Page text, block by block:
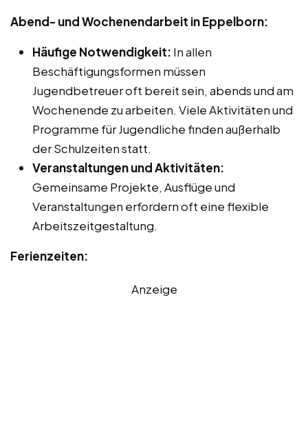
Abend- und Wochenendarbeit in Eppelborn:
Häufige Notwendigkeit: In allen
Beschäftigungsformen müssen
Jugendbetreuer oft bereit sein, abends und am
Wochenende zu arbeiten. Viele Aktivitäten und
Programme für Jugendliche finden außerhalb
der Schulzeiten statt.
Veranstaltungen und Aktivitäten:
Gemeinsame Projekte, Ausflüge und
Veranstaltungen erfordern oft eine flexible
Arbeitszeitgestaltung.
Ferienzeiten:
Anzeige